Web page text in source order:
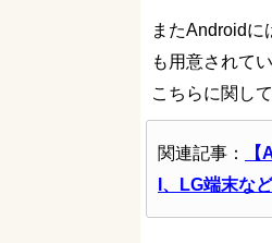
またAndroidに
も用意されてい
こちらに関し
関連記事：
I、LG端末な